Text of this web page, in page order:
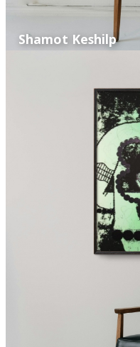
Shamot Keshilp